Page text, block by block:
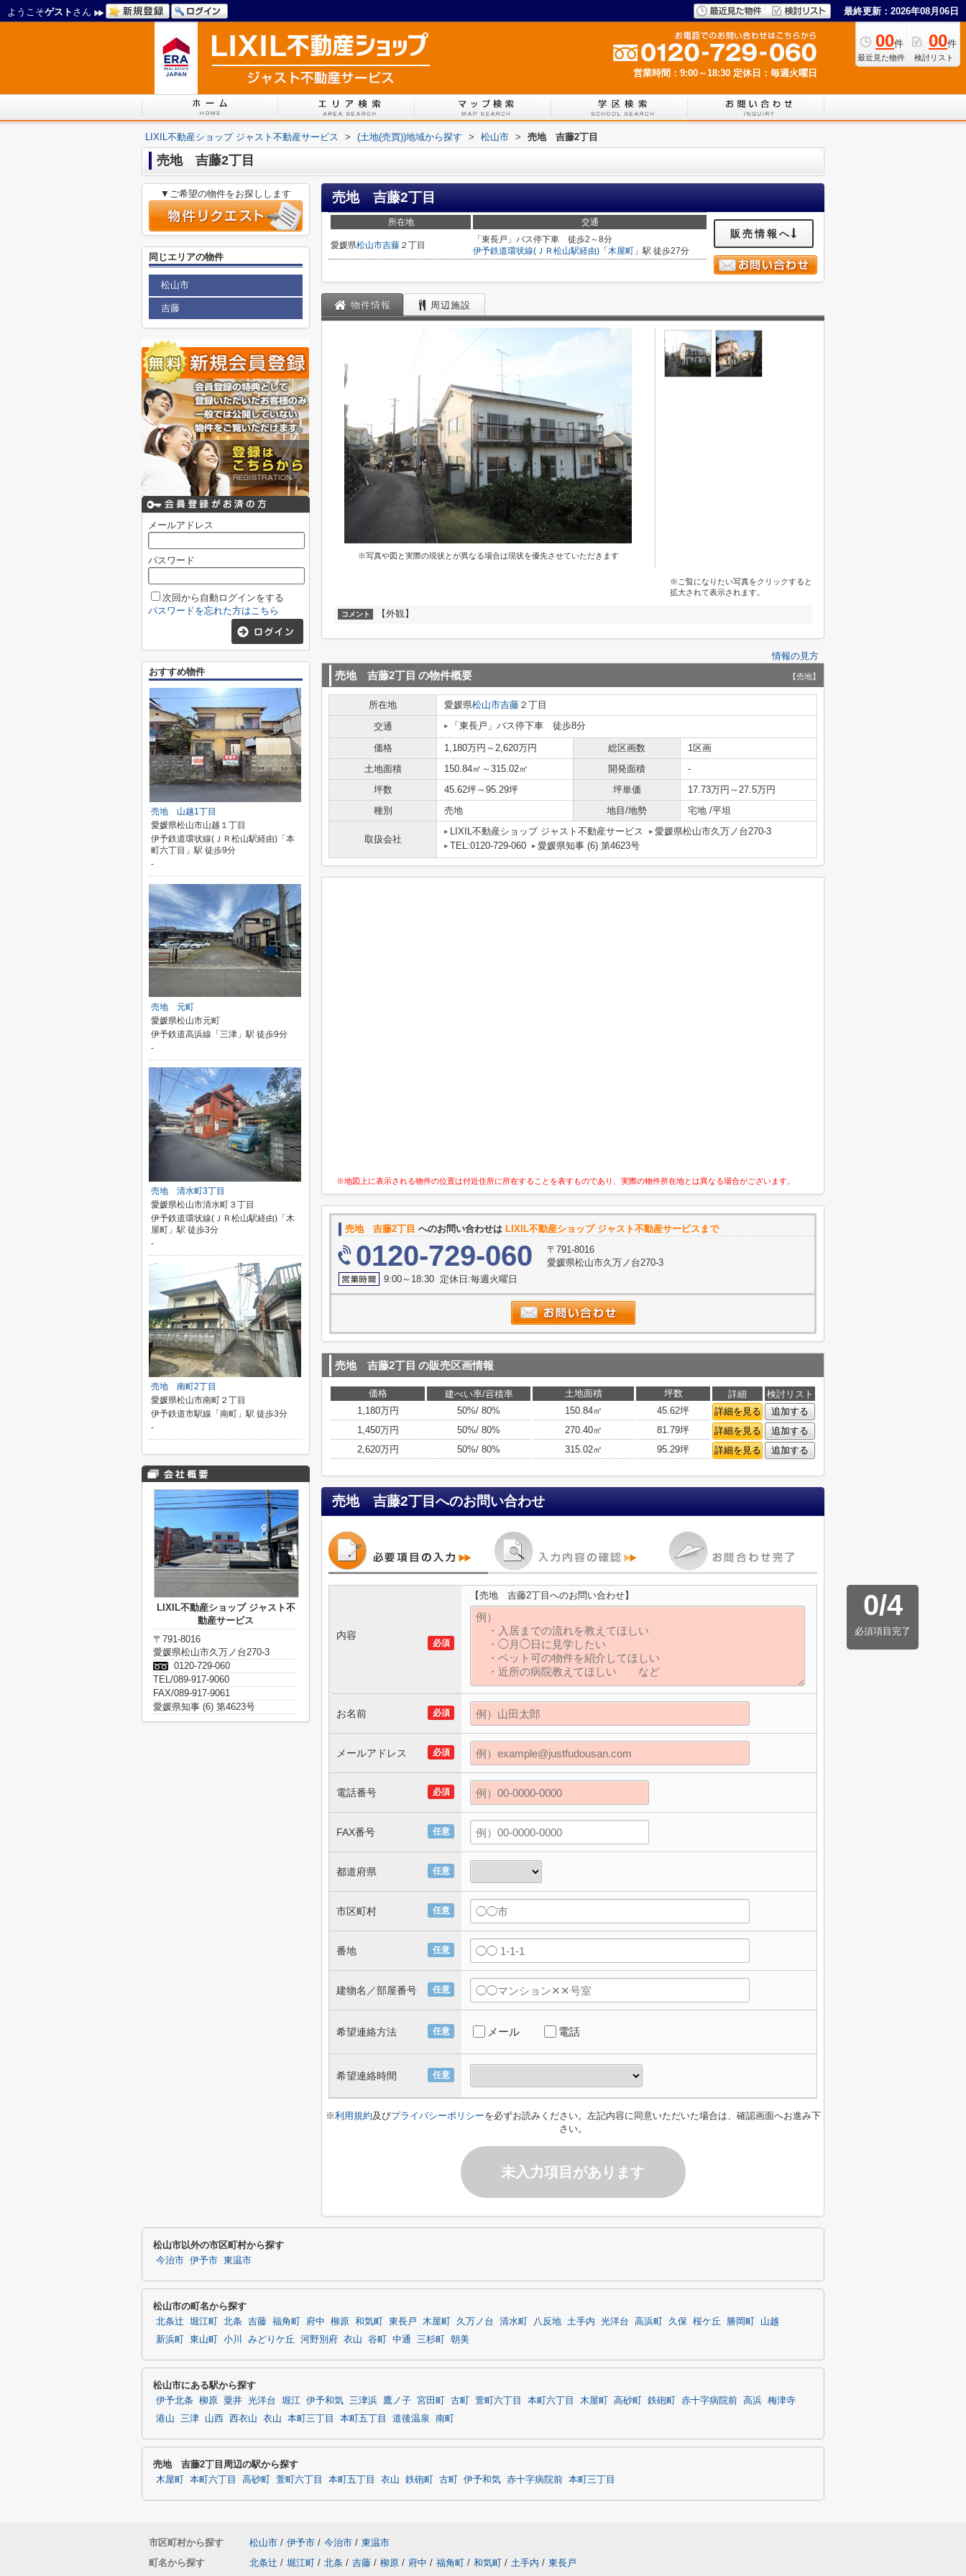
ようこそゲスト さん 最終更新：2026年08月06日
00件
最近見た物件
00件
検討リスト
営業時間：9:00～18:30 定休日：毎週火曜日
LIXIL不動産ショップ ジャスト不動産サービス > (土地(売買))地域から探す > 松山市 > 売地 吉藤2丁目
売地 吉藤2丁目
売地 吉藤2丁目
所在地 交通
愛媛県松山市吉藤 ２丁目
「東長戸」バス停下車 徒歩2～8分
伊予鉄道環状線(ＪＲ松山駅経由) 「 木屋町 」駅 徒歩27分
販売情報へ
物件情報 周辺施設
※写真や図と実際の現状とが異なる場合は現状を優先させていただきます
※ご覧になりたい写真をクリックすると
拡大されて表示されます。
コメント 【外観】
情報の見方
売地 吉藤2丁目 の物件概要 【売地】
所在地 愛媛県松山市吉藤 ２丁目
交通
「東長戸」バス停下車 徒歩8分
価格 1,180万円～2,620万円 総区画数
1区画
土地面積
150.84㎡～315.02㎡ 開発面積
-
坪数
45.62坪～95.29坪 坪単価
17.73万円～27.5万円
種別
売地 地目/地勢 宅地 /平坦
取扱会社
LIXIL不動産ショップ ジャスト不動産サービス
愛媛県松山市久万ノ台270-3
TEL:0120-729-060
愛媛県知事 (6) 第4623号
※地図上に表示される物件の位置は付近住所に所在することを表すものであり、実際の物件所在地とは異なる場合がございます。
売地 吉藤2丁目 へのお問い合わせは LIXIL不動産ショップ ジャスト不動産サービスまで
0120-729-060
〒791-8016
愛媛県松山市久万ノ台270-3
9:00～18:30 定休日:毎週火曜日
売地 吉藤2丁目 の販売区画情報
価格 建ぺい率/容積率 土地面積 坪数 詳細
検討リスト
1,180万円
50%/ 80% 150.84㎡ 45.62坪 詳細を見る
追加する
1,450万円
50%/ 80% 270.40㎡ 81.79坪 詳細を見る
追加する
2,620万円
50%/ 80% 315.02㎡ 95.29坪 詳細を見る 追加する
売地 吉藤2丁目 へのお問い合わせ
0/4
必須項目完了
必須
内容
【売地 吉藤2丁目へのお問い合わせ】
必須
お名前
必須
メールアドレス
必須
電話番号
任意
FAX番号
任意
都道府県
任意
市区町村
任意
番地
任意
建物名／部屋番号
任意
希望連絡方法 メール 電話
任意
希望連絡時間
※利用規約及びプライバシーポリシーを必ずお読みください。左記内容に同意いただいた場合は、確認画面へお進み下
さい。
未入力項目があります
▼ご希望の物件をお探しします
同じエリアの物件
松山市
吉藤
メールアドレス
パスワード
次回から自動ログインをする
パスワードを忘れた方はこちら
おすすめ物件
売地 山越1丁目
愛媛県松山市山越１丁目
伊予鉄道環状線(ＪＲ松山駅経由)「本
町六丁目」駅 徒歩9分
-
売地 元町
愛媛県松山市元町
伊予鉄道高浜線「三津」駅 徒歩9分
-
売地 清水町3丁目
愛媛県松山市清水町３丁目
伊予鉄道環状線(ＪＲ松山駅経由)「木
屋町」駅 徒歩3分
-
売地 南町2丁目
愛媛県松山市南町２丁目
伊予鉄道市駅線「南町」駅 徒歩3分
-
LIXIL不動産ショップ ジャスト不
動産サービス
〒791-8016
愛媛県松山市久万ノ台270-3
0120-729-060
TEL/089-917-9060
FAX/089-917-9061
愛媛県知事 (6) 第4623号
松山市以外の市区町村から探す
今治市 伊予市 東温市
松山市の町名から探す
北条辻 堀江町 北条 吉藤 福角町 府中 柳原 和気町 東長戸 木屋町 久万ノ台 清水町 八反地 土手内 光洋台 高浜町 久保 桜ケ丘 勝岡町
山越
新浜町
東山町 小川 みどりケ丘 河野別府 衣山 谷町 中通 三杉町 朝美
松山市にある駅から探す
伊予北条 柳原 粟井 光洋台 堀江 伊予和気 三津浜 鷹ノ子 宮田町 古町 萱町六丁目 本町六丁目 木屋町 高砂町 鉄砲町 赤十字病院前 高浜 梅津寺
港山
三津 山西 西衣山 衣山 本町三丁目 本町五丁目 道後温泉 南町
売地 吉藤2丁目周辺の駅から探す
木屋町 本町六丁目 高砂町 萱町六丁目 本町五丁目 衣山 鉄砲町 古町 伊予和気 赤十字病院前 本町三丁目
市区町村から探す 松山市 / 伊予市 / 今治市 / 東温市
町名から探す
北条辻 / 堀江町 / 北条 / 吉藤 / 柳原 / 府中 / 福角町 / 和気町 / 土手内 / 東長戸